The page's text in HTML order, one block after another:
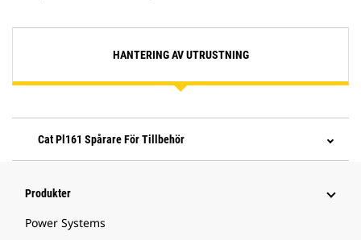
HANTERING AV UTRUSTNING
Cat Pl161 Spårare För Tillbehör
Produkter
Power Systems